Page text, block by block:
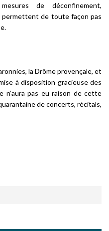
de déconfinement,
permettent de toute façon pas
la Drôme provençale, et
à disposition gracieuse des
n’aura pas eu raison de cette
de concerts, récitals,